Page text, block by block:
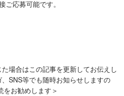
応募可能です。
場合はこの記事を更新してお伝えし
SNS等でも随時お知らせしますの
をお勧めします＞